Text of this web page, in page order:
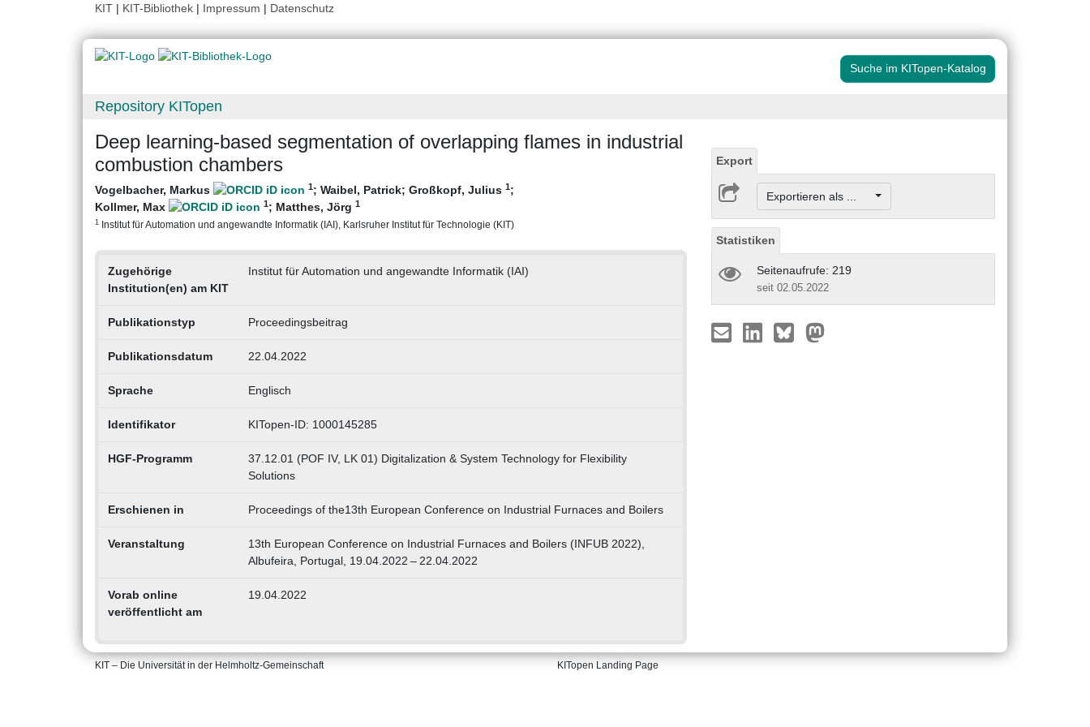
KIT | KIT-Bibliothek | Impressum | Datenschutz
Suche im KITopen-Katalog
Repository KITopen
Deep learning-based segmentation of overlapping flames in industrial
combustion chambers
Vogelbacher, Markus 1; Waibel, Patrick; Großkopf, Julius 1;
Kollmer, Max
1; Matthes, Jörg 1
1 Institut für Automation und angewandte Informatik (IAI), Karlsruher Institut für Technologie (KIT)
Zugehörige
Institution(en) am KIT
Institut für Automation und angewandte Informatik (IAI)
Publikationstyp Proceedingsbeitrag
Publikationsdatum 22.04.2022
Sprache Englisch
Identifikator KITopen-ID: 1000145285
HGF-Programm
37.12.01 (POF IV, LK 01) Digitalization & System Technology for Flexibility
Solutions
Erschienen in Proceedings of the13th European Conference on Industrial Furnaces and Boilers
Veranstaltung
13th European Conference on Industrial Furnaces and Boilers (INFUB 2022),
Albufeira, Portugal, 19.04.2022 – 22.04.2022
Vorab online
veröffentlicht am
19.04.2022
Export
Exportieren als ...
Statistiken
Seitenaufrufe: 219
seit 02.05.2022
KIT – Die Universität in der Helmholtz-Gemeinschaft KITopen Landing Page